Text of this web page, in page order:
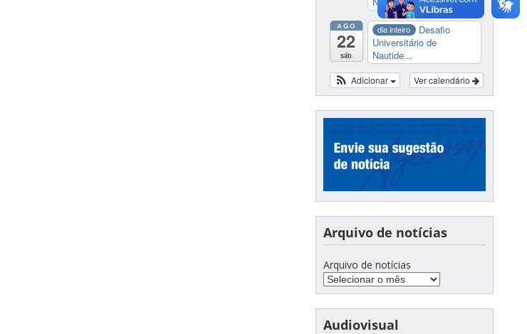
AGO
22
sáb
dia inteiro
Desafio
Universitário de
Nautide...
Ver calendário
Adicionar
Arquivo de notícias
Arquivo de notícias
Audiovisual